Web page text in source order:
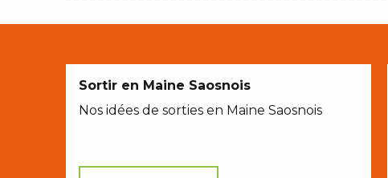
Sortir en Maine Saosnois
Nos idées de sorties en Maine Saosnois